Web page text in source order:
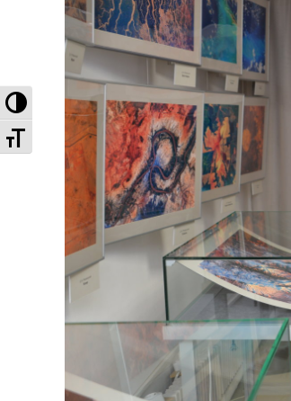
Высокая контрастность
Увеличенный шрифт